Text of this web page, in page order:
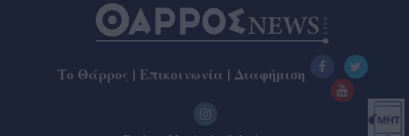
Το Θάρρος | Επικοινωνία | Διαφήμιση